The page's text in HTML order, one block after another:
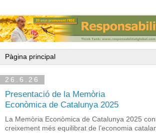
26.6.26
Presentació de la Memòria
Econòmica de Catalunya 2025
La Memòria Econòmica de Catalunya 2025
creixement més equilibrat de l’economia